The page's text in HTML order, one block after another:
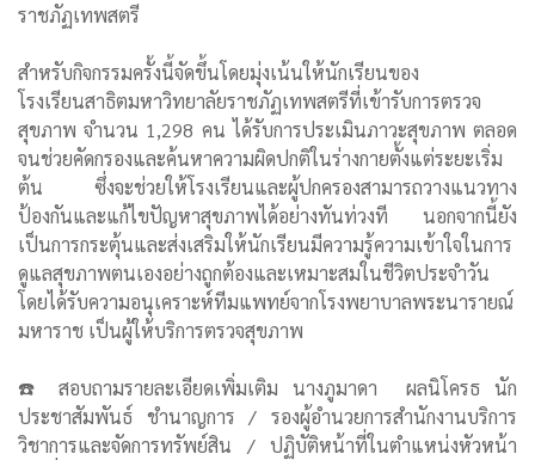
ราชภัฏเทพสตรี
สำหรับกิจกรรมครั้งนี้จัดขึ้นโดยมุ่งเน้นให้นักเรียนของ
โรงเรียนสาธิตมหาวิทยาลัยราชภัฏเทพสตรีที่เข้ารับการตรวจ
สุขภาพ จำนวน 1,298 คน ได้รับการประเมินภาวะสุขภาพ ตลอด
จนช่วยคัดกรองและค้นหาความผิดปกติในร่างกายตั้งแต่ระยะเริ่ม
ต้น ซึ่งจะช่วยให้โรงเรียนและผู้ปกครองสามารถวางแนวทาง
ป้องกันและแก้ไขปัญหาสุขภาพได้อย่างทันท่วงที นอกจากนี้ยัง
เป็นการกระตุ้นและส่งเสริมให้นักเรียนมีความรู้ความเข้าใจในการ
ดูแลสุขภาพตนเองอย่างถูกต้องและเหมาะสมในชีวิตประจำวัน
โดยได้รับความอนุเคราะห์ทีมแพทย์จากโรงพยาบาลพระนารายณ์
มหาราช เป็นผู้ให้บริการตรวจสุขภาพ
☎️ สอบถามรายละเอียดเพิ่มเติม นางภูมาดา ผลนิโครธ นัก
ประชาสัมพันธ์ ชำนาญการ / รองผู้อำนวยการสำนักงานบริการ
วิชาการและจัดการทรัพย์สิน / ปฏิบัติหน้าที่ในตำแหน่งหัวหน้า